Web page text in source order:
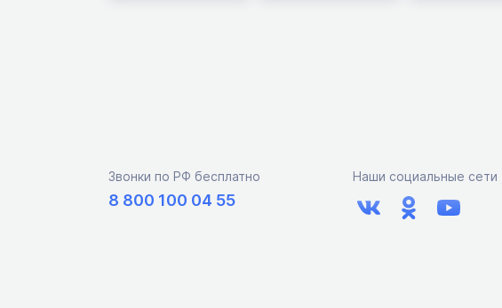
Звонки по РФ бесплатно
8 800 100 04 55
Наши социальные сети